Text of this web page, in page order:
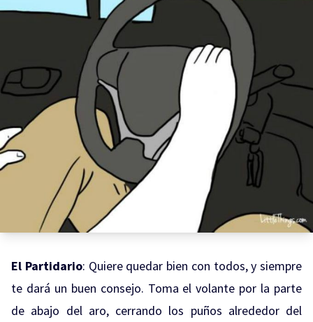
El Partidario: Quiere quedar bien con todos, y siempre
te dará un buen consejo. Toma el volante por la parte
de abajo del aro, cerrando los puños alrededor del